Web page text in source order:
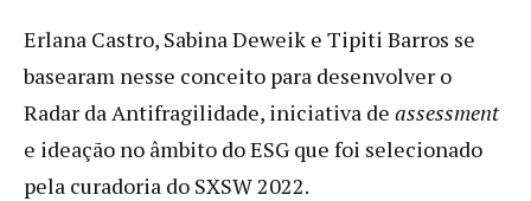
Erlana Castro, Sabina Deweik e Tipiti Barros se
basearam nesse conceito para desenvolver o
Radar da Antifragilidade, iniciativa de assessment
e ideação no âmbito do ESG que foi selecionado
pela curadoria do SXSW 2022.